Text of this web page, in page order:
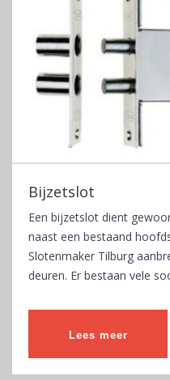
Bijzetslot
Een bijzetslot dient
naast een bestaand
Slotenmaker Tilburg
deuren. Er bestaan vele
Lees meer